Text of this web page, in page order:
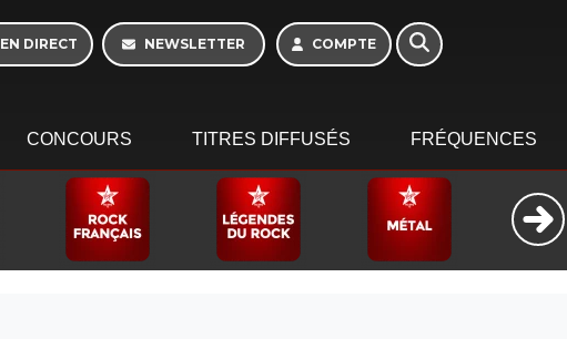
EN DIRECT NEWSLETTER COMPTE
CONCOURS TITRES DIFFUSÉS FRÉQUENCES